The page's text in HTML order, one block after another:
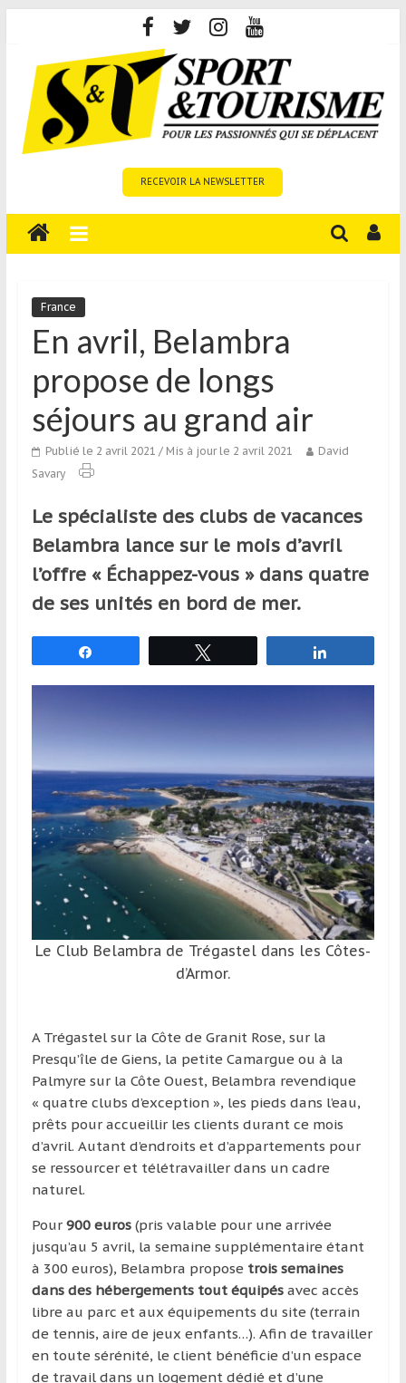
content
Tourisme
est
média
sur
tourisme
sportif
qui
s’adresse
aux
voyageurs
ou
réguliers,
pratiquants,
ou
simples
spectateurs
se
déplacent
France
l’étranger
pour
assouvir
leur
passion,
de
découverte
culturelle
d’un
pays
d’une
région
RECEVOIR LA NEWSLETTER
France
En avril, Belambra
propose de longs
séjours au grand air
Publié le 2 avril 2021 / Mis à jour le 2 avril 2021
David
Savary
Le spécialiste des clubs de vacances
Belambra lance sur le mois d’avril
l’offre « Échappez-vous » dans quatre
de ses unités en bord de mer.
Le Club Belambra de Trégastel dans les Côtes-
d’Armor.
A Trégastel sur la Côte de Granit Rose, sur la
Presqu’île de Giens, la petite Camargue ou à la
Palmyre sur la Côte Ouest, Belambra revendique
« quatre clubs d’exception », les pieds dans l’eau,
prêts pour accueillir les clients durant ce mois
d’avril. Autant d’endroits et d’appartements pour
se ressourcer et télétravailler dans un cadre
naturel.
Pour 900 euros(pris valable pour une arrivée
jusqu’au 5 avril, la semaine supplémentaire étant
à 300 euros), Belambra propose trois semaines
dans des hébergements tout équipésavec accès
libre au parc et aux équipements du site (terrain
de tennis, aire de jeux enfants…). Afin de travailler
en toute sérénité, le client bénéficie d’un espace
de travail dans un logement dédié et d’une